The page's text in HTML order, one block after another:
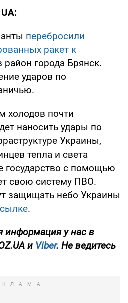
перебросили
ракет к
район города Брянск.
ударов по
холодов почти
наносить удары по
Украины,
тепла и света
государство с помощью
свою систему ПВО.
защищать небо Украины
.
информация у нас в
и Viber. Не ведитесь